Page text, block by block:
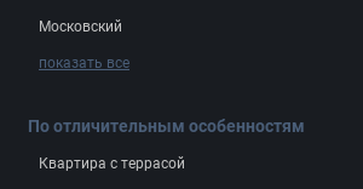
Московский
показать все
По отличительным особенностям
Квартира с террасой